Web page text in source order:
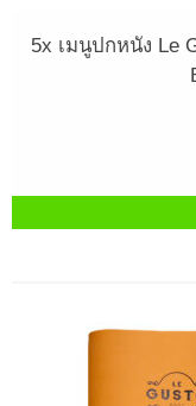
5x เมนูปกหนัง Le